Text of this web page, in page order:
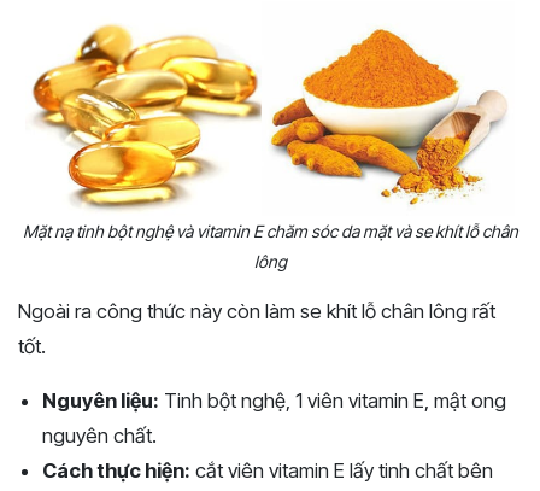
Mặt nạ tinh bột nghệ và vitamin E chăm sóc da mặt và se khít lỗ chân
lông
Ngoài ra công thức này còn làm se khít lỗ chân lông rất
tốt.
Nguyên liệu: Tinh bột nghệ, 1 viên vitamin E, mật ong
nguyên chất.
Cách thực hiện: cắt viên vitamin E lấy tinh chất bên